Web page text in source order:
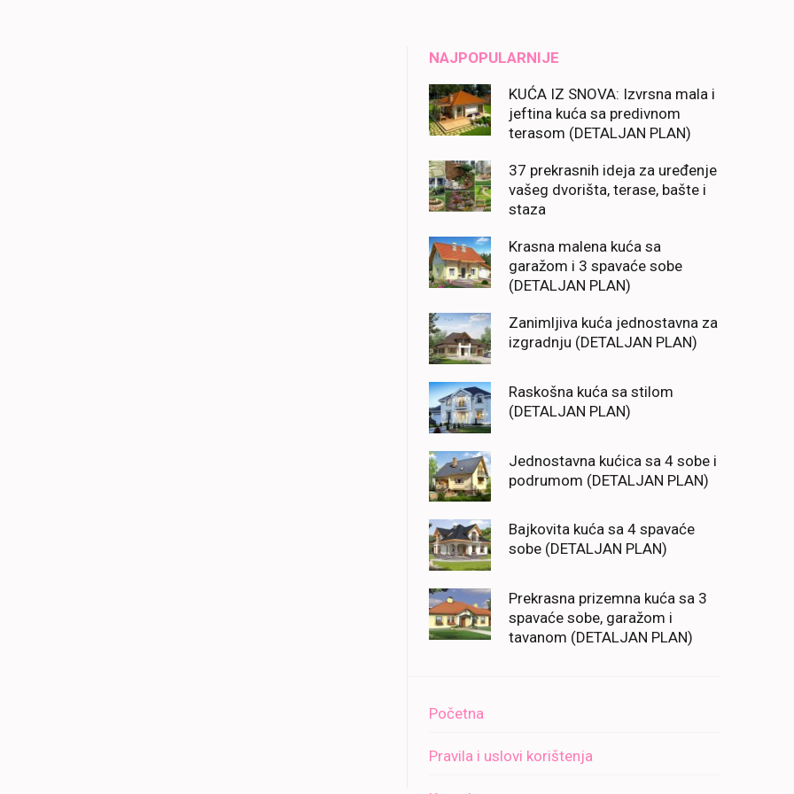
NAJPOPULARNIJE
KUĆA IZ SNOVA: Izvrsna mala i
jeftina kuća sa predivnom
terasom (DETALJAN PLAN)
37 prekrasnih ideja za uređenje
vašeg dvorišta, terase, bašte i
staza
Krasna malena kuća sa
garažom i 3 spavaće sobe
(DETALJAN PLAN)
Zanimljiva kuća jednostavna za
izgradnju (DETALJAN PLAN)
Raskošna kuća sa stilom
(DETALJAN PLAN)
Jednostavna kućica sa 4 sobe i
podrumom (DETALJAN PLAN)
Bajkovita kuća sa 4 spavaće
sobe (DETALJAN PLAN)
Prekrasna prizemna kuća sa 3
spavaće sobe, garažom i
tavanom (DETALJAN PLAN)
Početna
Pravila i uslovi korištenja